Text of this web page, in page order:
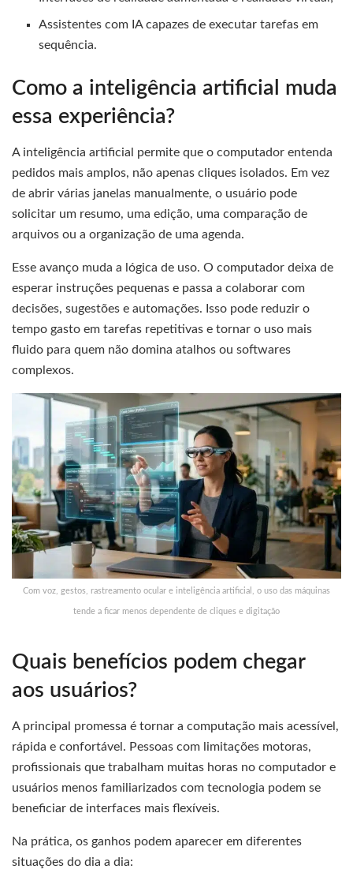
Assistentes com IA capazes de executar tarefas em
sequência.
Como a inteligência artificial muda
essa experiência?
A inteligência artificial permite que o computador entenda
pedidos mais amplos, não apenas cliques isolados. Em vez
de abrir várias janelas manualmente, o usuário pode
solicitar um resumo, uma edição, uma comparação de
arquivos ou a organização de uma agenda.
Esse avanço muda a lógica de uso. O computador deixa de
esperar instruções pequenas e passa a colaborar com
decisões, sugestões e automações. Isso pode reduzir o
tempo gasto em tarefas repetitivas e tornar o uso mais
fluido para quem não domina atalhos ou softwares
complexos.
Com voz, gestos, rastreamento ocular e inteligência artificial, o uso das máquinas
tende a ficar menos dependente de cliques e digitação
Quais benefícios podem chegar
aos usuários?
A principal promessa é tornar a computação mais acessível,
rápida e confortável. Pessoas com limitações motoras,
profissionais que trabalham muitas horas no computador e
usuários menos familiarizados com tecnologia podem se
beneficiar de interfaces mais flexíveis.
Na prática, os ganhos podem aparecer em diferentes
situações do dia a dia: